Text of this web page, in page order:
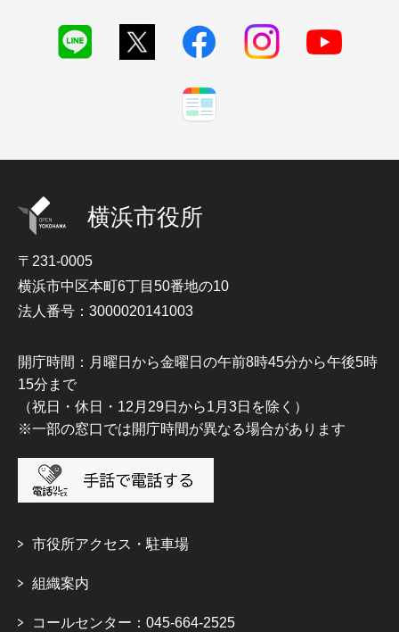
横浜市役所
〒231-0005
横浜市中区本町6丁目50番地の10
法人番号：3000020141003
開庁時間：月曜日から金曜日の午前8時45分から午後5時
15分まで
（祝日・休日・12月29日から1月3日を除く）
※一部の窓口では開庁時間が異なる場合があります
市役所アクセス・駐車場
組織案内
コールセンター：045-664-2525